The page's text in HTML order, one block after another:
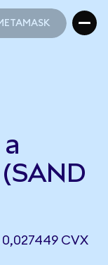
0,027449 CVX